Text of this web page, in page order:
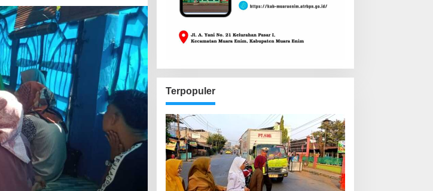
Terpopuler